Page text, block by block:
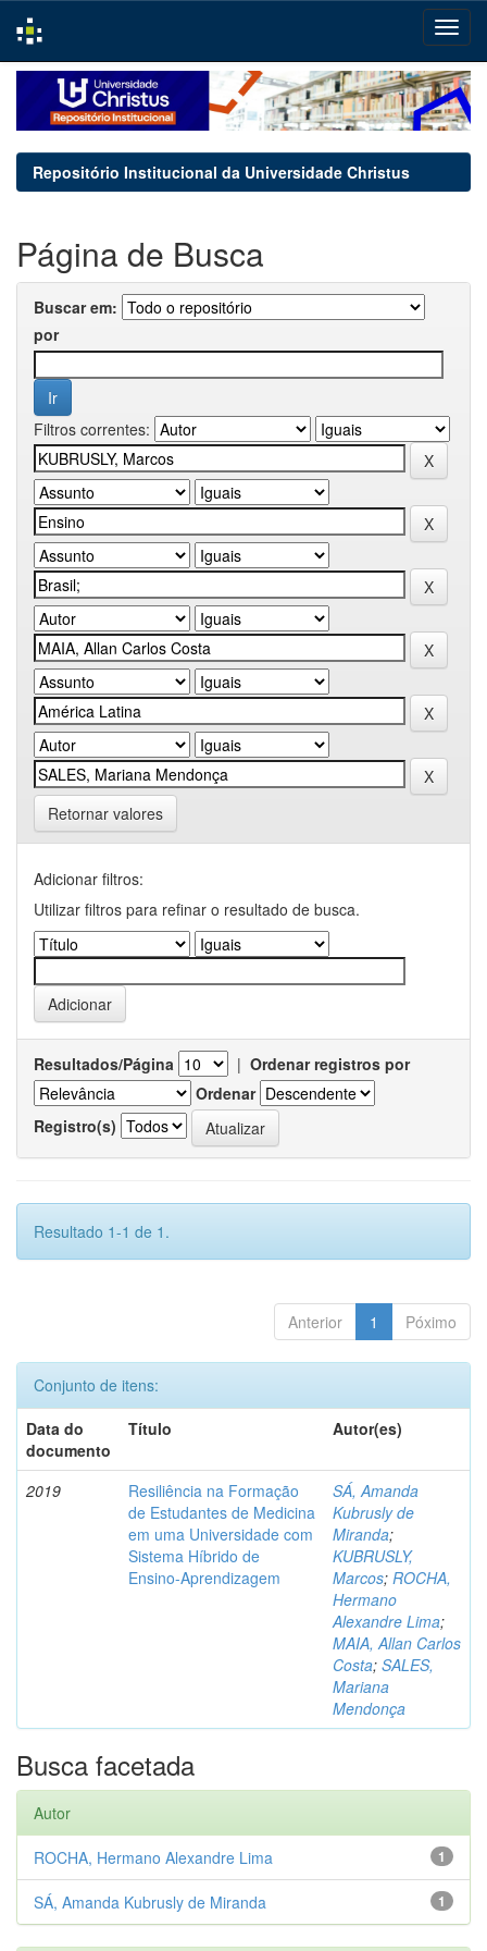
navigation
Repositório Institucional da Universidade Christus
Página de Busca
Buscar em:
por
Filtros correntes:
Retornar valores
Adicionar filtros:
Utilizar filtros para refinar o resultado de busca.
Resultados/Página | Ordenar registros por
Ordenar
Registro(s)
Resultado 1-1 de 1.
Anterior 1 Póximo
Conjunto de itens:
Data do
documento
Título Autor(es)
2019
Resiliência na Formação
de Estudantes de Medicina
em uma Universidade com
Sistema Híbrido de
Ensino-Aprendizagem
SÁ, Amanda
Kubrusly de
Miranda;
KUBRUSLY,
Marcos; ROCHA,
Hermano
Alexandre Lima;
MAIA, Allan Carlos
Costa; SALES,
Mariana
Mendonça
Busca facetada
Autor
1
ROCHA, Hermano Alexandre Lima
1
SÁ, Amanda Kubrusly de Miranda